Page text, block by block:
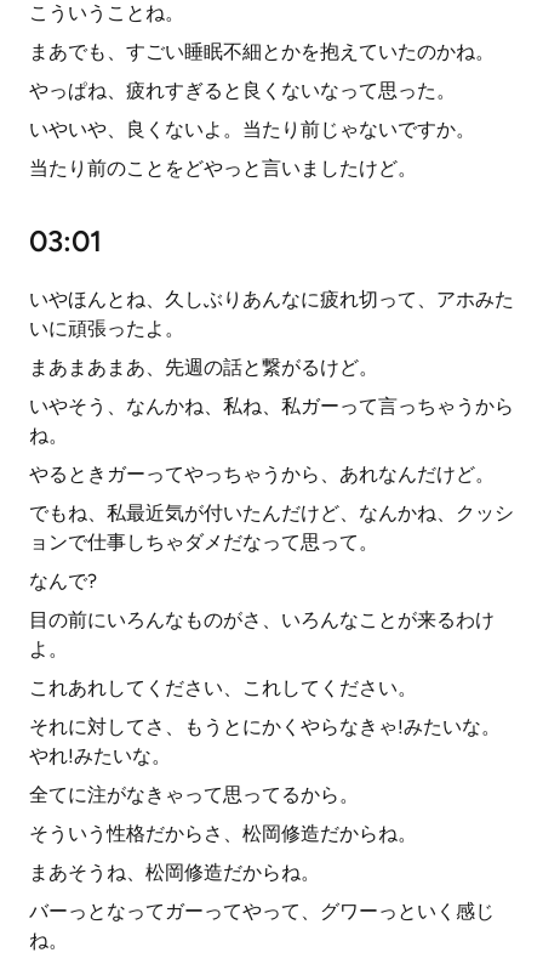
こういうことね。
まあでも、すごい睡眠不細とかを抱えていたのかね。
やっぱね、疲れすぎると良くないなって思った。
いやいや、良くないよ。当たり前じゃないですか。
当たり前のことをどやっと言いましたけど。
03:01
いやほんとね、久しぶりあんなに疲れ切って、アホみた
いに頑張ったよ。
まあまあまあ、先週の話と繋がるけど。
いやそう、なんかね、私ね、私ガーって言っちゃうから
ね。
やるときガーってやっちゃうから、あれなんだけど。
でもね、私最近気が付いたんだけど、なんかね、クッシ
ョンで仕事しちゃダメだなって思って。
なんで?
目の前にいろんなものがさ、いろんなことが来るわけ
よ。
これあれしてください、これしてください。
それに対してさ、もうとにかくやらなきゃ!みたいな。
やれ!みたいな。
全てに注がなきゃって思ってるから。
そういう性格だからさ、松岡修造だからね。
まあそうね、松岡修造だからね。
バーっとなってガーってやって、グワーっといく感じ
ね。